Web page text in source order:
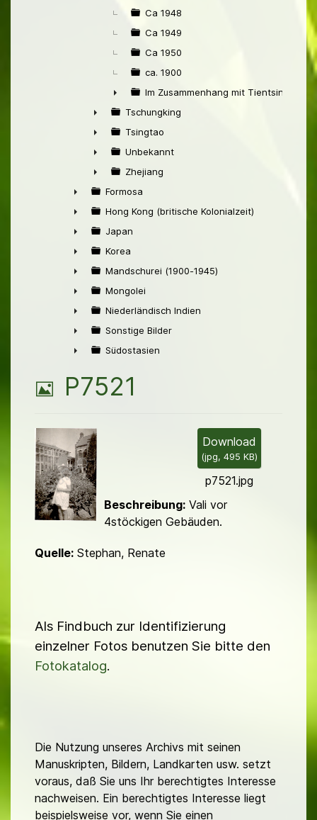
Ca 1948
Ca 1949
Ca 1950
ca. 1900
►
Im Zusammenhang mit Tientsin
►
Tschungking
►
Tsingtao
►
Unbekannt
►
Zhejiang
►
Formosa
►
Hong Kong (britische Kolonialzeit)
►
Japan
►
Korea
►
Mandschurei (1900-1945)
►
Mongolei
►
Niederländisch Indien
►
Sonstige Bilder
Südostasien
B
l
d
P7521
Download
(jpg, 495 KB)
p7521.jpg
Beschreibung:Vali vor
4stöckigen Gebäuden.
Quelle: Stephan, Renate
Als Findbuch zur Identifizierung
einzelner Fotos benutzen Sie bitte den
Fotokatalog.
Die Nutzung unseres Archivs mit seinen
Manuskripten, Bildern, Landkarten usw. setzt
voraus, daß Sie uns Ihr berechtigtes Interesse
nachweisen. Ein berechtigtes Interesse liegt
beispielsweise vor, wenn Sie einen